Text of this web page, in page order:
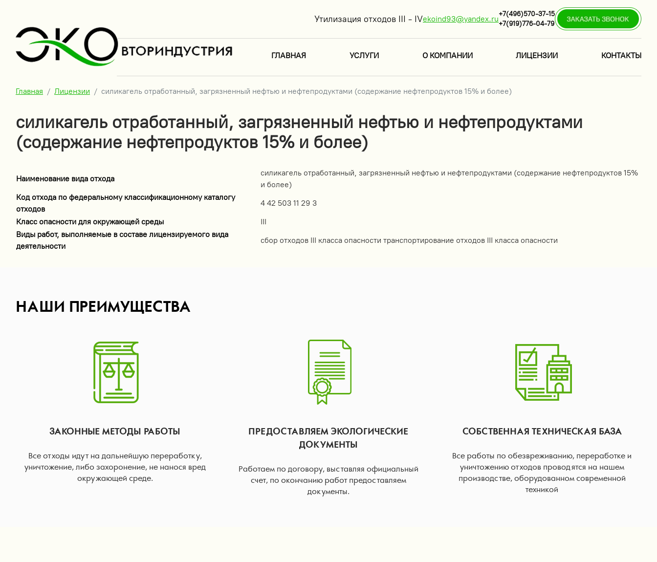
Утилизация отходов III - IVekoind93@yandex.ru
+7(496)570-37-15
+7(919)776-04-79
ГЛАВНАЯ УСЛУГИ О КОМПАНИИ ЛИЦЕНЗИИ КОНТАКТЫ
Главная Лицензии силикагель отработанный, загрязненный нефтью и нефтепродуктами (содержание нефтепродуктов 15% и более)
силикагель отработанный, загрязненный нефтью и нефтепродуктами
(содержание нефтепродуктов 15% и более)
Наименование вида отхода
силикагель отработанный, загрязненный нефтью и нефтепродуктами (содержание нефтепродуктов 15%
и более)
Код отхода по федеральному классификационному каталогу
отходов
4 42 503 11 29 3
Класс опасности для окружающей среды
III
Виды работ, выполняемые в составе лицензируемого вида
деятельности
сбор отходов III класса опасности транспортирование отходов III класса опасности
НАШИ ПРЕИМУЩЕСТВА
ЗАКОННЫЕ МЕТОДЫ РАБОТЫ
Все отходы идут на дальнейшую переработку,
уничтожение, либо захоронение, не нанося вред
окружающей среде.
ПРЕДОСТАВЛЯЕМ ЭКОЛОГИЧЕСКИЕ
ДОКУМЕНТЫ
Работаем по договору, выставляя официальный
счет, по окончанию работ предоставляем
документы.
СОБСТВЕННАЯ ТЕХНИЧЕСКАЯ БАЗА
Все работы по обезвреживанию, переработке и
уничтожению отходов проводятся на нашем
производстве, оборудованном современной
техникой